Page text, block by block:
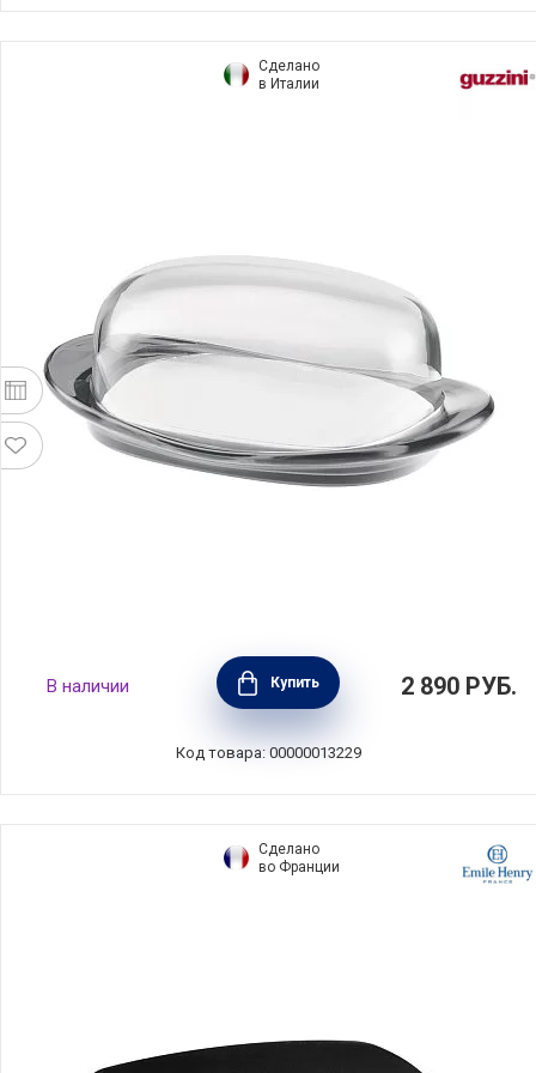
Сделано
в Италии
Масленка с крышкой Feeling материал
суперпластик, цвет серый, 20,7х6х13,1см,
Guzzini, Италия, 22420092
В наличии Купить 2 890 РУБ.
Код товара: 00000013229
Сделано
во Франции